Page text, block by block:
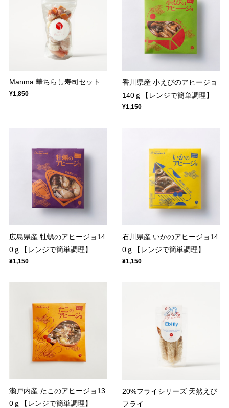
Manma 華ちらし寿司セット
¥1,850
香川県産 小えびのアヒージョ
140ｇ【レンジで簡単調理】
¥1,150
広島県産 牡蠣のアヒージョ14
0ｇ【レンジで簡単調理】
¥1,150
石川県産 いかのアヒージョ14
0ｇ【レンジで簡単調理】
¥1,150
瀬戸内産 たこのアヒージョ13
0ｇ【レンジで簡単調理】
20%フライシリーズ 天然えび
フライ